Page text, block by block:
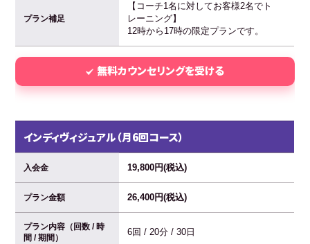
プラン補足
【コーチ1名に対してお客様2名でト
レーニング】
12時から17時の限定プランです。
無料カウンセリングを受ける
インディヴィジュアル（月6回コース）
入会金 19,800円(税込)
プラン金額 26,400円(税込)
プラン内容（回数 / 時
間 / 期間）
6回 / 20分 / 30日